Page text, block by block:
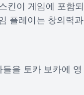
킨이 게임에 포함되
플레이는 창의력과
을 토카 보카에 영